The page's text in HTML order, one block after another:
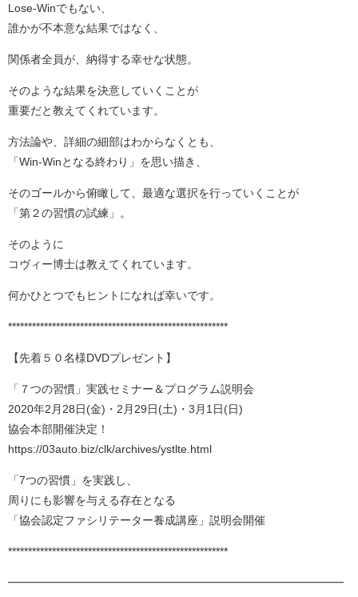
Lose-Winでもない、
誰かが不本意な結果ではなく、
関係者全員が、納得する幸せな状態。
そのような結果を決意していくことが
重要だと教えてくれています。
方法論や、詳細の細部はわからなくとも、
「Win-Winとなる終わり」を思い描き、
そのゴールから俯瞰して、最適な選択を行っていくことが
「第２の習慣の試練」。
そのように
コヴィー博士は教えてくれています。
何かひとつでもヒントになれば幸いです。
*******************************************************
【先着５０名様DVDプレゼント】
「７つの習慣」実践セミナー＆プログラム説明会
2020年2月28日(金)・2月29日(土)・3月1日(日)
協会本部開催決定！
https://03auto.biz/clk/archives/ystlte.html
「7つの習慣」を実践し、
周りにも影響を与える存在となる
「協会認定ファシリテーター養成講座」説明会開催
*******************************************************
━━━━━━━━━━━━━━━━━━━━━━━━━━━━━━